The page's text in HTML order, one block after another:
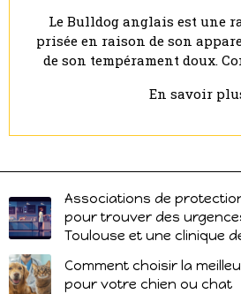
Le Bulldog anglais est une
prisée en raison de son
de son tempérament doux.
En savoir
Associations de
pour trouver des
Toulouse et une clinique
Comment choisir la
pour votre chien ou chat